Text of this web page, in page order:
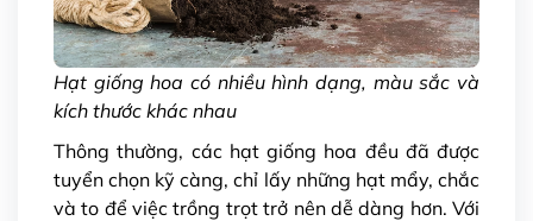
Hạt giống hoa có nhiều hình dạng, màu sắc và
kích thước khác nhau
Thông thường, các hạt giống hoa đều đã được
tuyển chọn kỹ càng, chỉ lấy những hạt mẩy, chắc
và to để việc trồng trọt trở nên dễ dàng hơn. Với